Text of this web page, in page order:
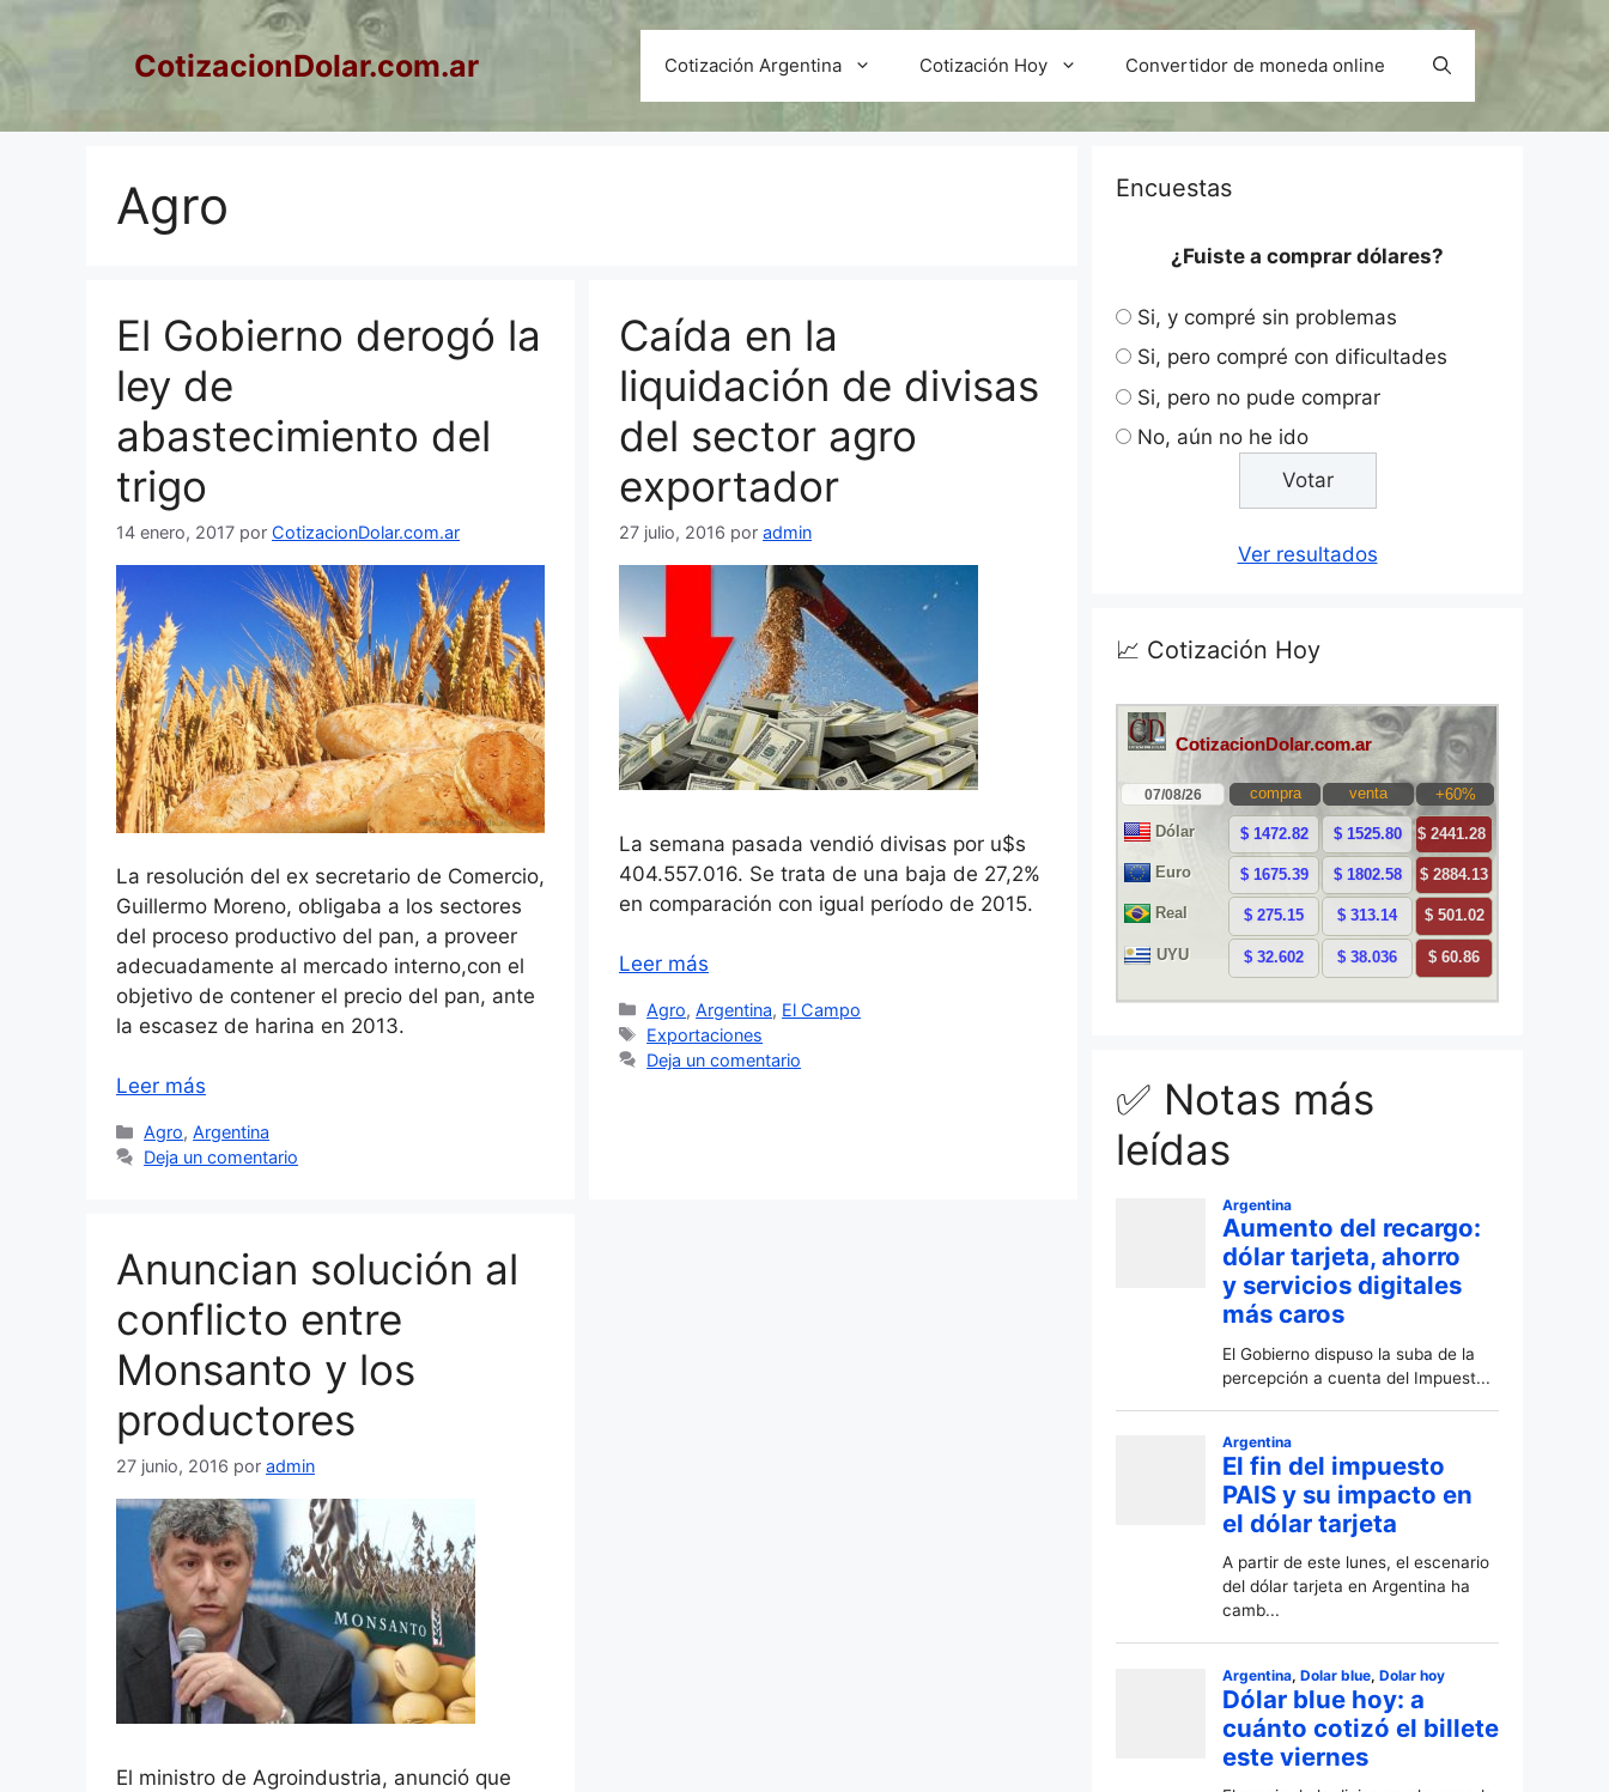
al
CotizacionDolar.com.ar Cotización Argentina Cotización Hoy Convertidor de moneda online
Agro
El Gobierno derogó la
ley de
abastecimiento del
trigo
14 enero, 2017 por CotizacionDolar.com.ar
La resolución del ex secretario de Comercio,
Guillermo Moreno, obligaba a los sectores
del proceso productivo del pan, a proveer
adecuadamente al mercado interno,con el
objetivo de contener el precio del pan, ante
la escasez de harina en 2013.
Leer más
Categorías
Agro,Argentina
Deja un comentario
Caída en la
liquidación de divisas
del sector agro
exportador
27 julio, 2016 por admin
La semana pasada vendió divisas por u$s
404.557.016. Se trata de una baja de 27,2%
en comparación con igual período de 2015.
Leer más
Categorías
Agro,Argentina, El Campo
Etiquetas
Exportaciones
Deja un comentario
Anuncian solución al
conflicto entre
Monsanto y los
productores
27 junio, 2016 por admin
El ministro de Agroindustria, anunció que
Encuestas
¿Fuiste a comprar dólares?
Si, y compré sin problemas
Si, pero compré con dificultades
Si, pero no pude comprar
No, aún no he ido
Ver resultados
📈 Cotización Hoy
✅ Notas más
leídas